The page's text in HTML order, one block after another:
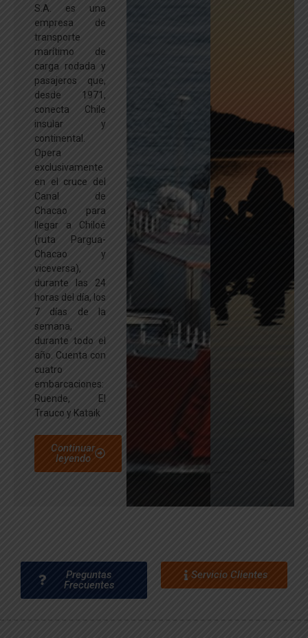
S.A. es una
empresa de
transporte
marítimo de
carga rodada y
pasajeros que,
desde 1971,
conecta Chile
insular y
continental.
Opera
exclusivamente
en el cruce del
Canal de
Chacao para
llegar a Chiloé
(ruta Pargua-
Chacao y
viceversa),
durante las 24
horas del día, los
7 días de la
semana,
durante todo el
año. Cuenta con
cuatro
embarcaciones:
Ruende, El
Trauco y Kataik
Continuar
leyendo
Preguntas
Frecuentes
Servicio Clientes